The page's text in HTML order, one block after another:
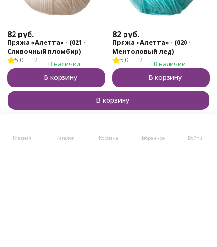
В корзину
82 руб.
Пряжа «Алетта» - (021 -
Сливочный пломбир)
5.0 2 В наличии
В корзину
82 руб.
Пряжа «Алетта» - (020 -
Ментоловый лед)
5.0 2 В наличии
В корзину
Главная Каталог Корзина Избранное Войти